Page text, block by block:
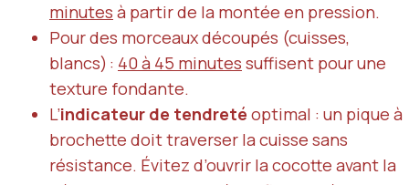
minutes à partir de la montée en pression.
Pour des morceaux découpés (cuisses,
blancs) : 40 à 45 minutes suffisent pour une
texture fondante.
L’indicateur de tendreté optimal : un pique à
brochette doit traverser la cuisse sans
résistance. Évitez d’ouvrir la cocotte avant la